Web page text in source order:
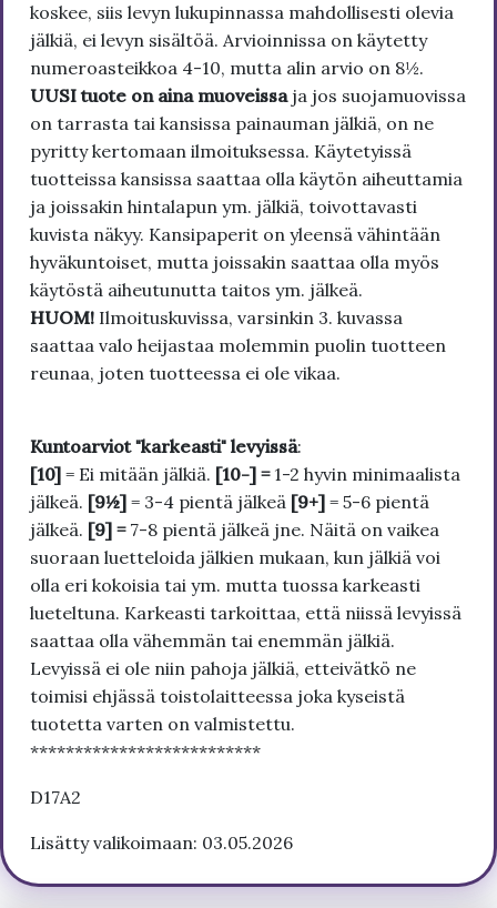
koskee, siis levyn lukupinnassa mahdollisesti olevia
jälkiä, ei levyn sisältöä. Arvioinnissa on käytetty
numeroasteikkoa 4-10, mutta alin arvio on 8½.
UUSI tuote on aina muoveissa ja jos suojamuovissa
on tarrasta tai kansissa painauman jälkiä, on ne
pyritty kertomaan ilmoituksessa. Käytetyissä
tuotteissa kansissa saattaa olla käytön aiheuttamia
ja joissakin hintalapun ym. jälkiä, toivottavasti
kuvista näkyy. Kansipaperit on yleensä vähintään
hyväkuntoiset, mutta joissakin saattaa olla myös
käytöstä aiheutunutta taitos ym. jälkeä.
HUOM! Ilmoituskuvissa, varsinkin 3. kuvassa
saattaa valo heijastaa molemmin puolin tuotteen
reunaa, joten tuotteessa ei ole vikaa.
Kuntoarviot "karkeasti" levyissä:
[10] = Ei mitään jälkiä. [10-] = 1-2 hyvin minimaalista
jälkeä. [9½] = 3-4 pientä jälkeä [9+] = 5-6 pientä
jälkeä. [9] = 7-8 pientä jälkeä jne. Näitä on vaikea
suoraan luetteloida jälkien mukaan, kun jälkiä voi
olla eri kokoisia tai ym. mutta tuossa karkeasti
lueteltuna. Karkeasti tarkoittaa, että niissä levyissä
saattaa olla vähemmän tai enemmän jälkiä.
Levyissä ei ole niin pahoja jälkiä, etteivätkö ne
toimisi ehjässä toistolaitteessa joka kyseistä
tuotetta varten on valmistettu.
**************************
D17A2
Lisätty valikoimaan: 03.05.2026